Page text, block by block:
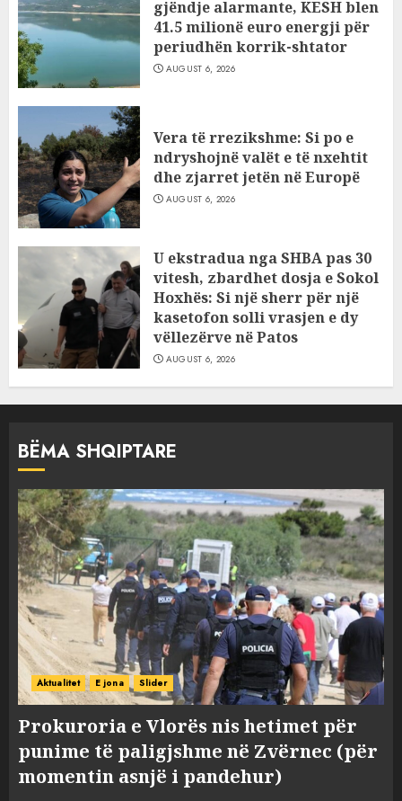
gjëndje alarmante, KESH blen
41.5 milionë euro energji për
periudhën korrik-shtator
AUGUST 6, 2026
Vera të rrezikshme: Si po e
ndryshojnë valët e të nxehtit
dhe zjarret jetën në Europë
AUGUST 6, 2026
U ekstradua nga SHBA pas 30
vitesh, zbardhet dosja e Sokol
Hoxhës: Si një sherr për një
kasetofon solli vrasjen e dy
vëllezërve në Patos
AUGUST 6, 2026
BËMA SHQIPTARE
Aktualitet E jona Slider
Prokuroria e Vlorës nis hetimet për
punime të paligjshme në Zvërnec (për
momentin asnjë i pandehur)